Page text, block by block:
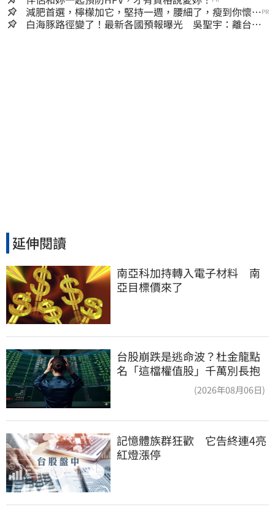
減肥首選，檸檬加它，堅持一週，腰細了，瘦到你懷疑
人生
PR
白海豚路徑變了！最新各國預報曝光 吳聖宇：離台灣
延伸閱讀
南亞科加持轉入電子材料　南
亞目標價來了
台股崩跌是逃命波？杜金龍點
名「這檔權值股」千萬別長抱
(2026年08月06日)
記憶體族群狂歡　它告終連4亮
紅燈漲停